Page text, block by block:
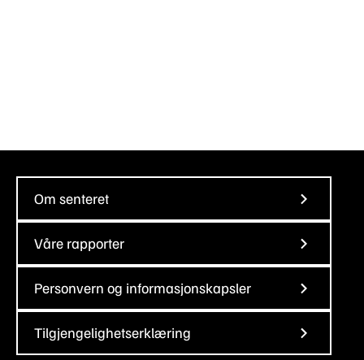
Om senteret
Våre rapporter
Personvern og informasjonskapsler
Tilgjengelighetserklæring